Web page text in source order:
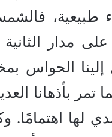
طبيعية،
مدار
إلينا
بأذهانا
لها